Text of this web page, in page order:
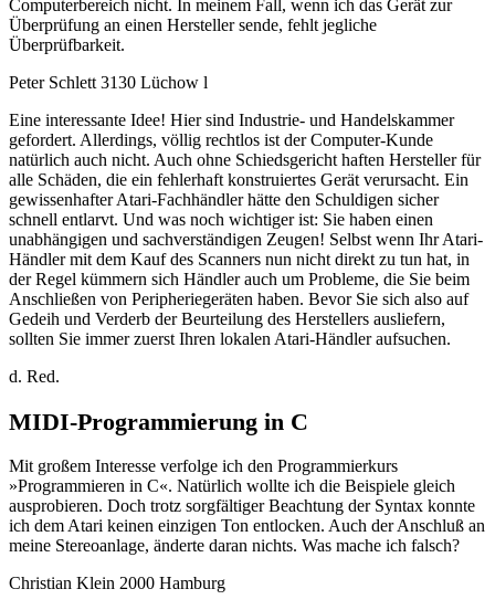
Computerbereich nicht. In meinem Fall, wenn ich das Gerät zur
Überprüfung an einen Hersteller sende, fehlt jegliche
Überprüfbarkeit.
Peter Schlett 3130 Lüchow l
Eine interessante Idee! Hier sind Industrie- und Handelskammer
gefordert. Allerdings, völlig rechtlos ist der Computer-Kunde
natürlich auch nicht. Auch ohne Schiedsgericht haften Hersteller für
alle Schäden, die ein fehlerhaft konstruiertes Gerät verursacht. Ein
gewissenhafter Atari-Fachhändler hätte den Schuldigen sicher
schnell entlarvt. Und was noch wichtiger ist: Sie haben einen
unabhängigen und sachverständigen Zeugen! Selbst wenn Ihr Atari-
Händler mit dem Kauf des Scanners nun nicht direkt zu tun hat, in
der Regel kümmern sich Händler auch um Probleme, die Sie beim
Anschließen von Peripheriegeräten haben. Bevor Sie sich also auf
Gedeih und Verderb der Beurteilung des Herstellers ausliefern,
sollten Sie immer zuerst Ihren lokalen Atari-Händler aufsuchen.
d. Red.
MIDI-Programmierung in C
Mit großem Interesse verfolge ich den Programmierkurs
»Programmieren in C«. Natürlich wollte ich die Beispiele gleich
ausprobieren. Doch trotz sorgfältiger Beachtung der Syntax konnte
ich dem Atari keinen einzigen Ton entlocken. Auch der Anschluß an
meine Stereoanlage, änderte daran nichts. Was mache ich falsch?
Christian Klein 2000 Hamburg